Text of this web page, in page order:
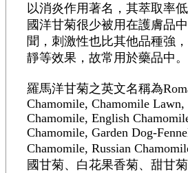
以消炎作用著名，其萃取率
國洋甘菊很少被用在護膚品
聞，刺激性也比其他品種強
靜等效果，故常用於藥品中。
羅馬洋甘菊之英文名稱為
Chamomile, Chamomile Lawn,
Chamomile, English
Chamomile, Garden Dog-
Chamomile, Russian
國甘菊、白花果香菊、甜甘